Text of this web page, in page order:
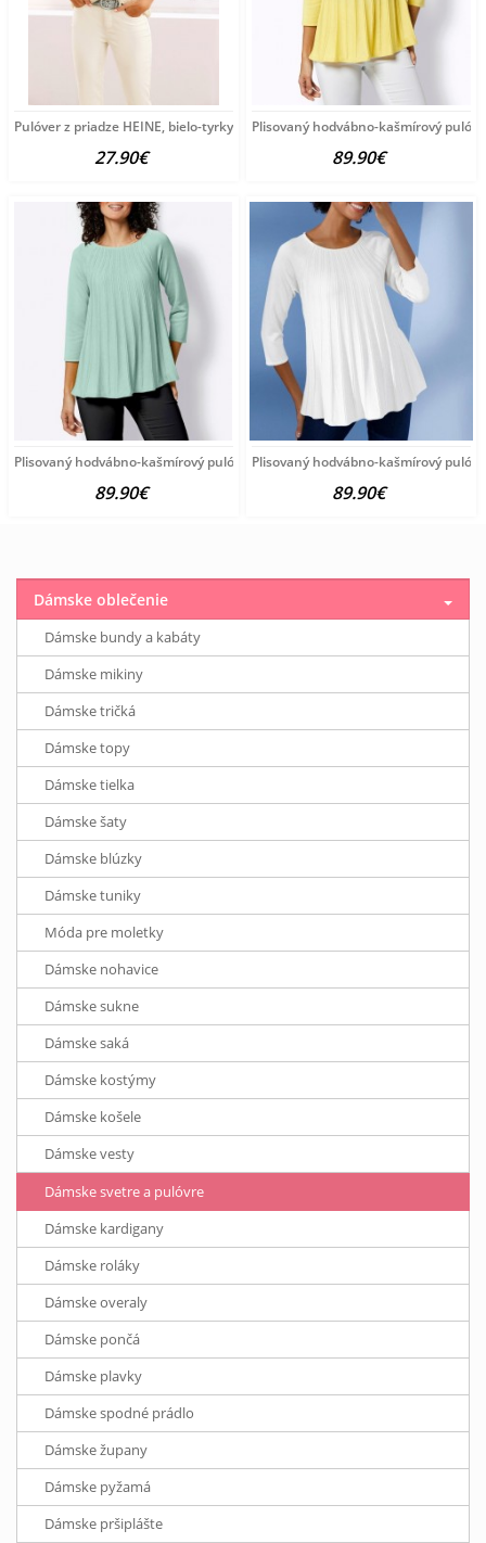
Pulóver z priadze HEINE, bielo-tyrkysový
27.90€
Plisovaný hodvábno-kašmírový
89.90€
Plisovaný hodvábno-kašmírový pulóver vzhľadom Création
89.90€
Plisovaný hodvábno-kašmírový
89.90€
Dámske oblečenie
Dámske bundy a kabáty
Dámske mikiny
Dámske tričká
Dámske topy
Dámske tielka
Dámske šaty
Dámske blúzky
Dámske tuniky
Móda pre moletky
Dámske nohavice
Dámske sukne
Dámske saká
Dámske kostýmy
Dámske košele
Dámske vesty
Dámske svetre a pulóvre
Dámske kardigany
Dámske roláky
Dámske overaly
Dámske pončá
Dámske plavky
Dámske spodné prádlo
Dámske župany
Dámske pyžamá
Dámske pršiplášte